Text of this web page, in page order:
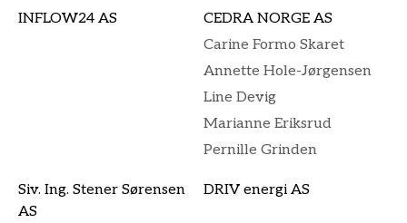
INFLOW24 AS
CEDRA NORGE AS
Carine Formo Skaret
Annette Hole-Jørgensen
Line Devig
Marianne Eriksrud
Pernille Grinden
Siv. Ing. Stener Sørensen
AS
DRIV energi AS